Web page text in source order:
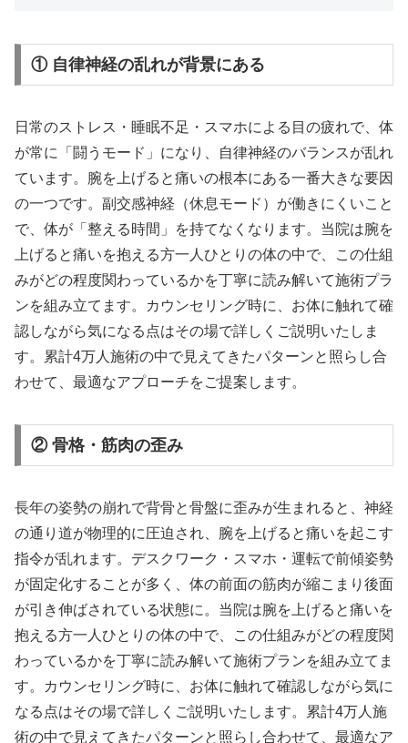
① 自律神経の乱れが背景にある
日常のストレス・睡眠不足・スマホによる目の疲れで、体
が常に「闘うモード」になり、自律神経のバランスが乱れ
ています。腕を上げると痛いの根本にある一番大きな要因
の一つです。副交感神経（休息モード）が働きにくいこと
で、体が「整える時間」を持てなくなります。当院は腕を
上げると痛いを抱える方一人ひとりの体の中で、この仕組
みがどの程度関わっているかを丁寧に読み解いて施術プラ
ンを組み立てます。カウンセリング時に、お体に触れて確
認しながら気になる点はその場で詳しくご説明いたしま
す。累計4万人施術の中で見えてきたパターンと照らし合
わせて、最適なアプローチをご提案します。
② 骨格・筋肉の歪み
長年の姿勢の崩れで背骨と骨盤に歪みが生まれると、神経
の通り道が物理的に圧迫され、腕を上げると痛いを起こす
指令が乱れます。デスクワーク・スマホ・運転で前傾姿勢
が固定化することが多く、体の前面の筋肉が縮こまり後面
が引き伸ばされている状態に。当院は腕を上げると痛いを
抱える方一人ひとりの体の中で、この仕組みがどの程度関
わっているかを丁寧に読み解いて施術プランを組み立てま
す。カウンセリング時に、お体に触れて確認しながら気に
なる点はその場で詳しくご説明いたします。累計4万人施
術の中で見えてきたパターンと照らし合わせて、最適なア